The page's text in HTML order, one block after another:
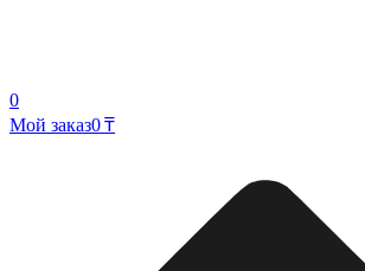
0
Мой заказ0 ₸